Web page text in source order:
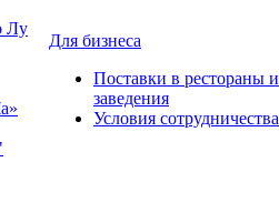
Лу
Для бизнеса
Поставки в рестораны и
заведения
Условия сотрудничества